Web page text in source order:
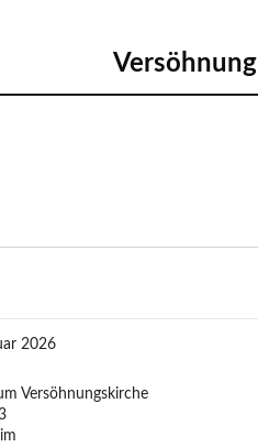
Versöhnung
2026
Versöhnungskirche